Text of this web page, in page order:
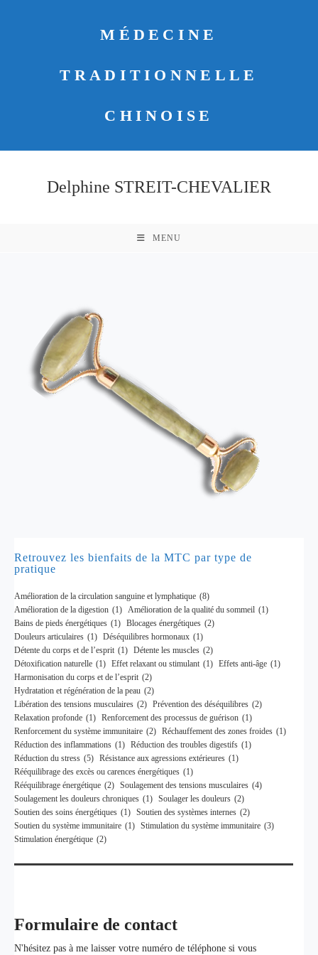
MÉDECINE
TRADITIONNELLE
CHINOISE
Delphine STREIT-CHEVALIER
MENU
Retrouvez les bienfaits de la MTC par type de
pratique
Amélioration de la circulation sanguine et lymphatique (8)
Amélioration de la digestion (1) Amélioration de la qualité du sommeil (1)
Bains de pieds énergétiques (1) Blocages énergétiques (2)
Douleurs articulaires (1) Déséquilibres hormonaux (1)
Détente du corps et de l’esprit (1) Détente les muscles (2)
Détoxification naturelle (1) Effet relaxant ou stimulant (1) Effets anti-âge (1)
Harmonisation du corps et de l’esprit (2)
Hydratation et régénération de la peau (2)
Libération des tensions musculaires (2) Prévention des déséquilibres (2)
Relaxation profonde (1) Renforcement des processus de guérison (1)
Renforcement du système immunitaire (2) Réchauffement des zones froides (1)
Réduction des inflammations (1) Réduction des troubles digestifs (1)
Réduction du stress (5) Résistance aux agressions extérieures (1)
Rééquilibrage des excès ou carences énergétiques (1)
Rééquilibrage énergétique (2) Soulagement des tensions musculaires (4)
Soulagement les douleurs chroniques (1) Soulager les douleurs (2)
Soutien des soins énergétiques (1) Soutien des systèmes internes (2)
Soutien du système immunitaire (1) Stimulation du système immunitaire (3)
Stimulation énergétique (2)
Formulaire de contact
N'hésitez pas à me laisser votre numéro de téléphone si vous